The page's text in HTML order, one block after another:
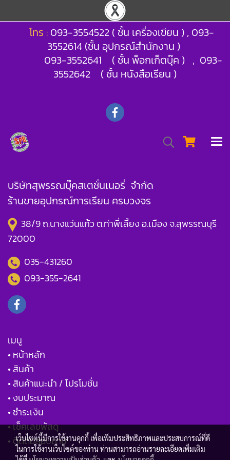
โทร : 093-3554522 ( ชั้น เครื่องเขียน ) , 093-
3552614 (ชั้น อุปกรณ์สำนักงาน )
093-3552641 ( ชั้น พ็อกเก็ตบุ๊ค ) , 093-
3552642 ( ชั้น หนังสือเรียน )
บริษัทสุพรรณบุ๊คสเตชั่นเนอรี่ จำกัด
ร้านขายอุปกรณ์การเรียน ครบวงจร
38/9 ถ.นางแว่นแก้ว ต.ท่าพี่เลี้ยง อ.เมือง จ.สุพรรณบุรี
72000
035-431260
093-355-2641
เมนู
• หน้าหลัก
• สินค้า
• สินค้าแนะนำ / โปรโมชั่น
• งบประมาณ
• ชำระเงิน
• เช็คเลขพัสดุ
• ติดต่อสอบถาม
เว็บไซต์นี้มีการใช้งานคุกกี้ เพื่อเพิ่มประสิทธิภาพและประสบการณ์ที่ดี
ในการใช้งานเว็บไซต์ของท่าน ท่านสามารถอ่านรายละเอียดเพิ่มเติม